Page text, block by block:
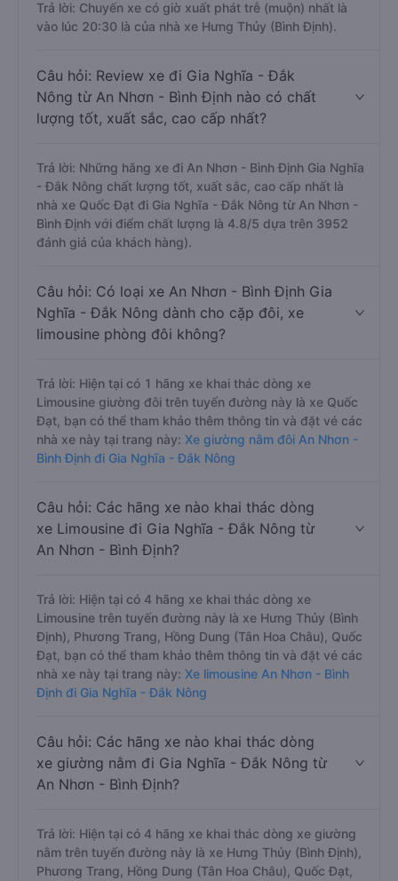
Trả lời: Chuyến xe có giờ xuất phát trễ (muộn) nhất là
vào lúc 20:30 là của nhà xe Hưng Thủy (Bình Định).
Câu hỏi: Review xe đi Gia Nghĩa - Đắk
Nông từ An Nhơn - Bình Định nào có chất
lượng tốt, xuất sắc, cao cấp nhất?
Trả lời: Những hãng xe đi An Nhơn - Bình Định Gia Nghĩa
- Đắk Nông chất lượng tốt, xuất sắc, cao cấp nhất là
nhà xe Quốc Đạt đi Gia Nghĩa - Đắk Nông từ An Nhơn -
Bình Định với điểm chất lượng là 4.8/5 dựa trên 3952
đánh giá của khách hàng).
Câu hỏi: Có loại xe An Nhơn - Bình Định Gia
Nghĩa - Đắk Nông dành cho cặp đôi, xe
limousine phòng đôi không?
Trả lời: Hiện tại có 1 hãng xe khai thác dòng xe
Limousine giường đôi trên tuyến đường này là xe Quốc
Đạt, bạn có thể tham khảo thêm thông tin và đặt vé các
nhà xe này tại trang này: Xe giường nằm đôi An Nhơn -
Bình Định đi Gia Nghĩa - Đắk Nông
Câu hỏi: Các hãng xe nào khai thác dòng
xe Limousine đi Gia Nghĩa - Đắk Nông từ
An Nhơn - Bình Định?
Trả lời: Hiện tại có 4 hãng xe khai thác dòng xe
Limousine trên tuyến đường này là xe Hưng Thủy (Bình
Định), Phương Trang, Hồng Dung (Tân Hoa Châu), Quốc
Đạt, bạn có thể tham khảo thêm thông tin và đặt vé các
nhà xe này tại trang này: Xe limousine An Nhơn - Bình
Định đi Gia Nghĩa - Đắk Nông
Câu hỏi: Các hãng xe nào khai thác dòng
xe giường nằm đi Gia Nghĩa - Đắk Nông từ
An Nhơn - Bình Định?
Trả lời: Hiện tại có 4 hãng xe khai thác dòng xe giường
nằm trên tuyến đường này là xe Hưng Thủy (Bình Định),
Phương Trang, Hồng Dung (Tân Hoa Châu), Quốc Đạt,